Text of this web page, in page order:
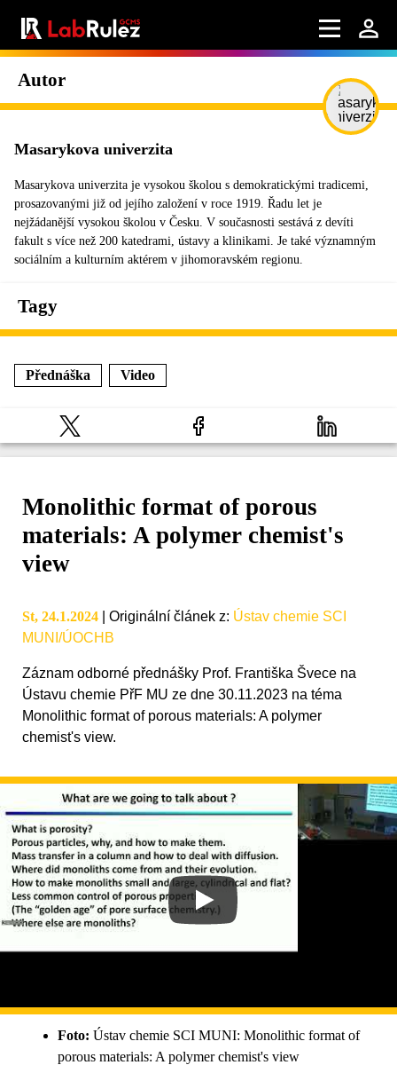
Autor
Masarykova univerzita
Masarykova univerzita je vysokou školou s demokratickými tradicemi,
prosazovanými již od jejího založení v roce 1919. Řadu let je
nejžádanější vysokou školou v Česku. V současnosti sestává z devíti
fakult s více než 200 katedrami, ústavy a klinikami. Je také významným
sociálním a kulturním aktérem v jihomoravském regionu.
Tagy
Přednáška Video
Monolithic format of porous
materials: A polymer chemist's
view
St, 24.1.2024 Originální článek z: Ústav chemie SCI
MUNI/ÚOCHB
Záznam odborné přednášky Prof. Františka Švece na
Ústavu chemie PřF MU ze dne 30.11.2023 na téma
Monolithic format of porous materials: A polymer
chemist's view.
Foto: Ústav chemie SCI MUNI: Monolithic format of
porous materials: A polymer chemist's view